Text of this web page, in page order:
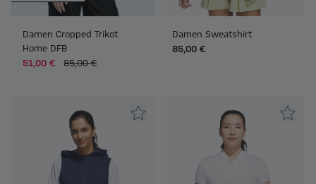
Damen Cropped Trikot
Home DFB
51,00 €
85,00 €
Damen Sweatshirt
85,00 €